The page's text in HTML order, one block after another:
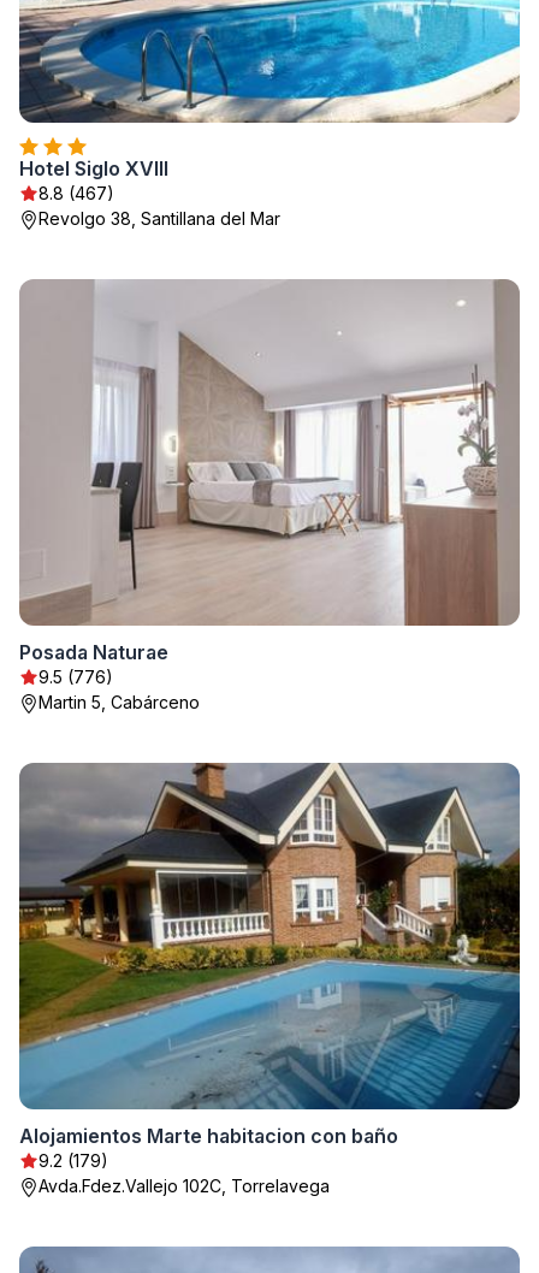
Hotel Siglo XVIII
8.8 (467)
Revolgo 38, Santillana del Mar
Posada Naturae
9.5 (776)
Martin 5, Cabárceno
Alojamientos Marte habitacion con baño
9.2 (179)
Avda.Fdez.Vallejo 102C, Torrelavega